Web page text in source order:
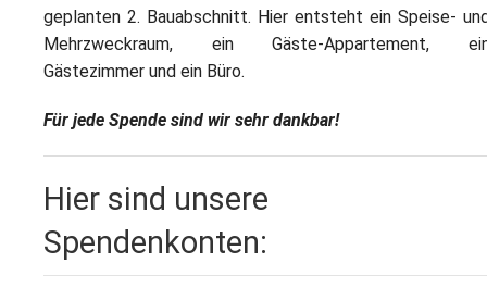
geplanten 2. Bauabschnitt. Hier entsteht ein Speise-
Mehrzweckraum, ein Gäste-Appartement,
Gästezimmer und ein Büro.
Für jede Spende sind wir sehr dankbar!
Hier sind unsere
Spendenkonten: